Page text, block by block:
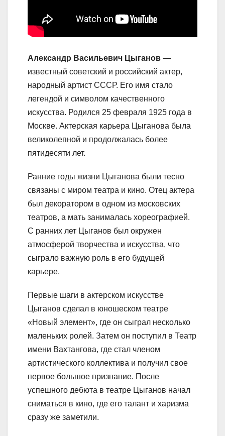
Александр Васильевич Цыганов —
известный советский и российский актер,
народный артист СССР. Его имя стало
легендой и символом качественного
искусства. Родился 25 февраля 1925 года в
Москве. Актерская карьера Цыганова была
великолепной и продолжалась более
пятидесяти лет.
Ранние годы жизни Цыганова были тесно
связаны с миром театра и кино. Отец актера
был декоратором в одном из московских
театров, а мать занималась хореографией.
С ранних лет Цыганов был окружен
атмосферой творчества и искусства, что
сыграло важную роль в его будущей
карьере.
Первые шаги в актерском искусстве
Цыганов сделал в юношеском театре
«Новый элемент», где он сыграл несколько
маленьких ролей. Затем он поступил в Театр
имени Вахтангова, где стал членом
артистического коллектива и получил свое
первое большое признание. После
успешного дебюта в театре Цыганов начал
сниматься в кино, где его талант и харизма
сразу же заметили.